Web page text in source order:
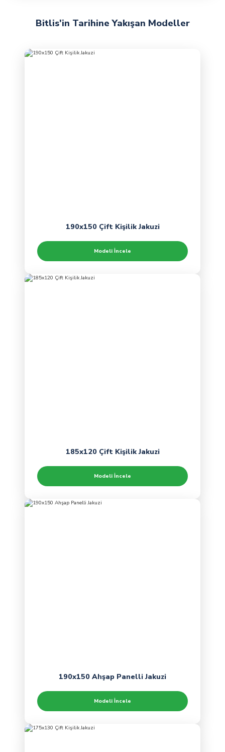
Bitlis'in Tarihine Yakışan Modeller
190x150 Çift Kişilik Jakuzi
Modeli İncele
185x120 Çift Kişilik Jakuzi
Modeli İncele
190x150 Ahşap Panelli Jakuzi
Modeli İncele